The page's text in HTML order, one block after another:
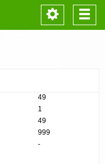
Toggle
navigation
49
1
49
999
-